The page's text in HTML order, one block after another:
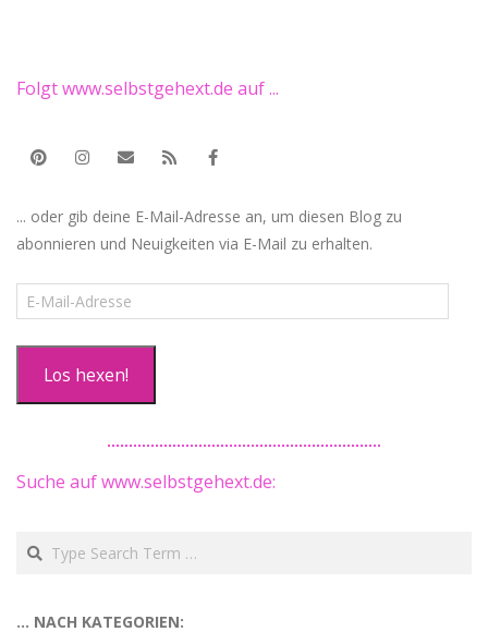
Folgt www.selbstgehext.de auf ...
... oder gib deine E-Mail-Adresse an, um diesen Blog zu
abonnieren und Neuigkeiten via E-Mail zu erhalten.
E-
Mail-
Los hexen!
Suche auf www.selbstgehext.de:
Search
… NACH KATEGORIEN: